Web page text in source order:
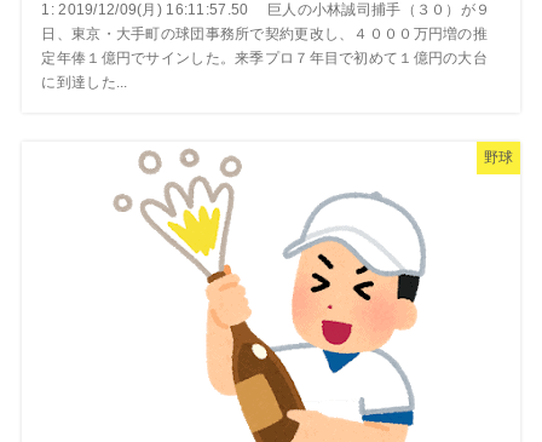
1: 2019/12/09(月) 16:11:57.50 巨人の小林誠司捕手（３０）が９
日、東京・大手町の球団事務所で契約更改し、４０００万円増の推
定年俸１億円でサインした。来季プロ７年目で初めて１億円の大台
に到達した...
野球